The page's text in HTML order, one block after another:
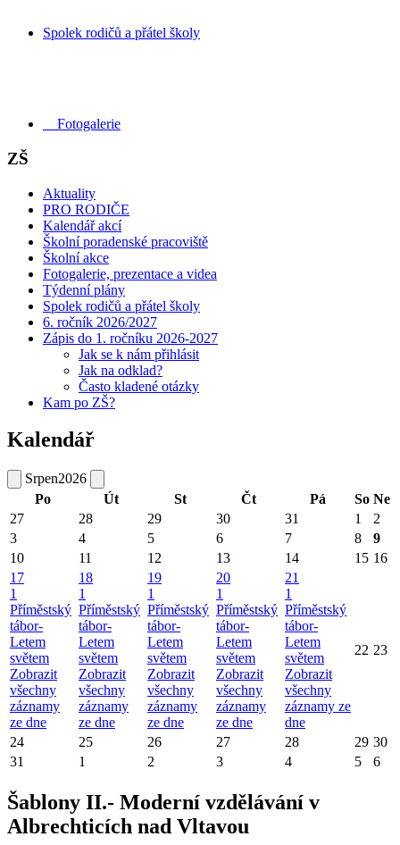
Spolek rodičů a přátel školy
Fotogalerie
ZŠ
Aktuality
PRO RODIČE
Kalendář akcí
Školní poradenské pracoviště
Školní akce
Fotogalerie, prezentace a videa
Týdenní plány
Spolek rodičů a přátel školy
6. ročník 2026/2027
Zápis do 1. ročníku 2026-2027
Jak se k nám přihlásit
Jak na odklad?
Často kladené otázky
Kam po ZŠ?
Kalendář
Srpen2026
Po
Út St Čt Pá So Ne
27
28 29 30 31 1
2
3
4 5 6 7 8
9
10
11 12 13 14 15 16
17
1
Příměstský
tábor-
Letem
světem
Zobrazit
všechny
záznamy
ze dne
18
1
Příměstský
tábor-
Letem
světem
Zobrazit
všechny
záznamy
ze dne
19
1
Příměstský
tábor-
Letem
světem
Zobrazit
všechny
záznamy
ze dne
20
1
Příměstský
tábor-
Letem
světem
Zobrazit
všechny
záznamy
ze dne
21
1
Příměstský
tábor-
Letem
světem
Zobrazit
všechny
záznamy ze
dne
22 23
24 25 26 27 28 29 30
31
1 2 3 4 5 6
Šablony II.- Moderní vzdělávání v
Albrechticích nad Vltavou